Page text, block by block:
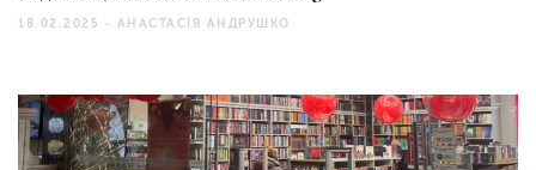
18.02.2025 - АНАСТАСІЯ АНДРУШКО